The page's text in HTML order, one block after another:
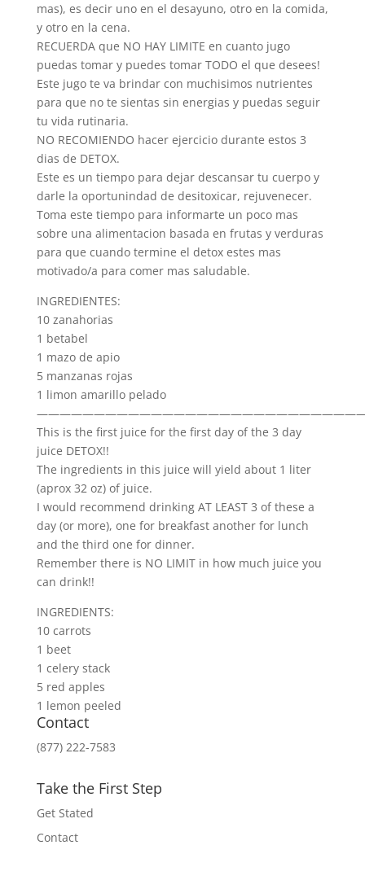
mas), es decir uno en el desayuno, otro en la comida,
y otro en la cena.
RECUERDA que NO HAY LIMITE en cuanto jugo
puedas tomar y puedes tomar TODO el que desees!
Este jugo te va brindar con muchisimos nutrientes
para que no te sientas sin energias y puedas seguir
tu vida rutinaria.
NO RECOMIENDO hacer ejercicio durante estos 3
dias de DETOX.
Este es un tiempo para dejar descansar tu cuerpo y
darle la oportunindad de desitoxicar, rejuvenecer.
Toma este tiempo para informarte un poco mas
sobre una alimentacion basada en frutas y verduras
para que cuando termine el detox estes mas
motivado/a para comer mas saludable.
INGREDIENTES:
10 zanahorias
1 betabel
1 mazo de apio
5 manzanas rojas
1 limon amarillo pelado
This is the first juice for the first day of the 3 day
juice DETOX!!
The ingredients in this juice will yield about 1 liter
(aprox 32 oz) of juice.
I would recommend drinking AT LEAST 3 of these a
day (or more), one for breakfast another for lunch
and the third one for dinner.
Remember there is NO LIMIT in how much juice you
can drink!!
INGREDIENTS:
10 carrots
1 beet
1 celery stack
5 red apples
1 lemon peeled
Contact
(877) 222-7583
Take the First Step
Get Stated
Contact